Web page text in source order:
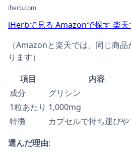
iherb.com
iHerbで見る Amazonで探す 楽天
（Amazonと楽天では、同じ商
ります）
項目
内容
成分
グリシン
1粒あたり 1,000mg
特徴
カプセルで持ち運びや
選んだ理由: